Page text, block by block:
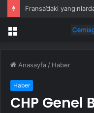
Fransa’daki
Menü
Anasayfa / Haber
Haber
CHP Genel